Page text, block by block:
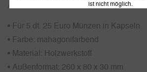
• Für 5 dt. 25 Euro Münzen in Kapseln
• Farbe: mahagonifarbend
• Material: Holzwerkstoff
• Außenformat: 260 x 80 x 30 mm
ist nicht möglich.